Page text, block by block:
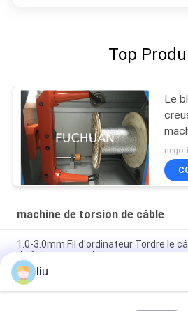
Top
Le
machine de torsion de câble
1.0-3.0mm Fil d'ordinateur Tordre le
de faire une machine
0.05-2.52mm Single Twist Core fil de
masse en masse machine de torsion
liu